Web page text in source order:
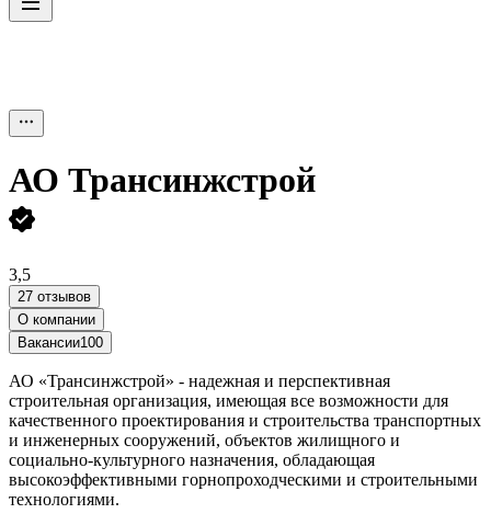
АО Трансинжстрой
3,5
27 отзывов
О компании
Вакансии100
АО «Трансинжстрой» - надежная и перспективная
строительная организация, имеющая все возможности для
качественного проектирования и строительства транспортных
и инженерных сооружений, объектов жилищного и
социально-культурного назначения, обладающая
высокоэффективными горнопроходческими и строительными
технологиями.